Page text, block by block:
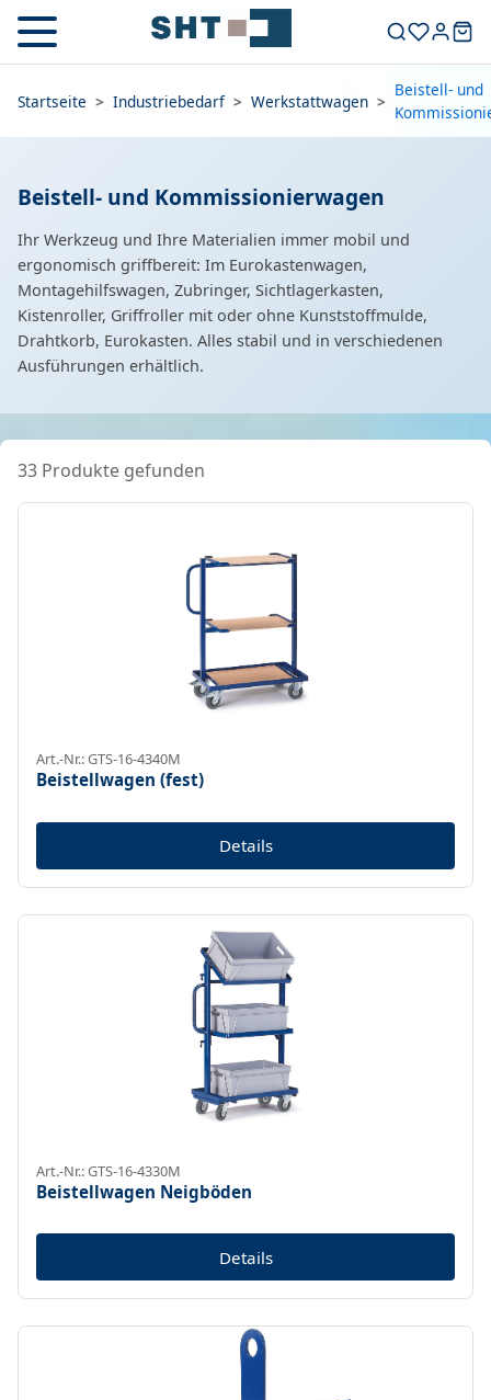
Startseite > Industriebedarf > Werkstattwagen >
Beistell- und
Beistell- und Kommissionierwagen
Ihr Werkzeug und Ihre Materialien immer mobil und
ergonomisch griffbereit: Im Eurokastenwagen,
Montagehilfswagen, Zubringer, Sichtlagerkasten,
Kistenroller, Griffroller mit oder ohne Kunststoffmulde,
Drahtkorb, Eurokasten. Alles stabil und in verschiedenen
Ausführungen erhältlich.
33 Produkte gefunden
Art.-Nr.: GTS-16-4340M
Beistellwagen (fest)
Details
Art.-Nr.: GTS-16-4330M
Beistellwagen Neigböden
Details